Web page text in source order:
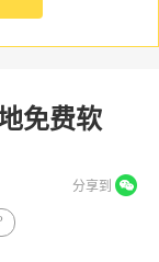
免费软
分享到